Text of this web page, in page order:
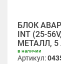
БЛОК
INT (25-
МЕТАЛЛ, 5
в наличии
Артикул: